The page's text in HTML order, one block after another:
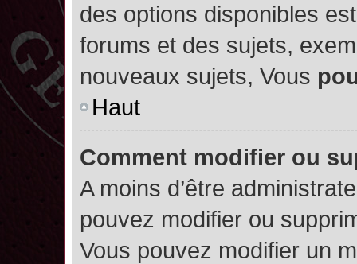
des options disponibles
forums et des sujets,
nouveaux sujets, Vous
Haut
Comment modifier ou
A moins d’être
pouvez modifier ou
Vous pouvez modifier un